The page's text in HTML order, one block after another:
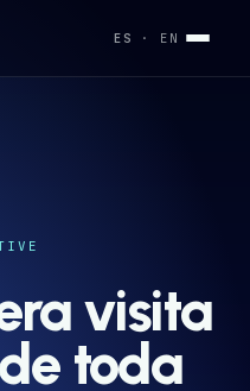
ES · EN
visita
toda